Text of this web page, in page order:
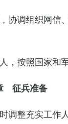
协调组织网信
按照国家和
征兵准备
整充实工作